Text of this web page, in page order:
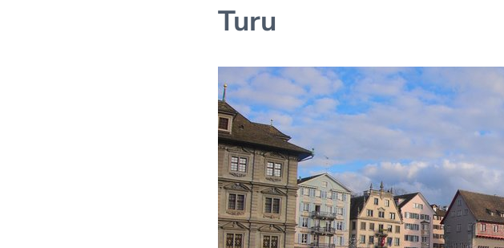
Turu